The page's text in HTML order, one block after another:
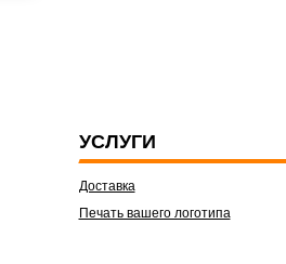
УСЛУГИ
Доставка
Печать вашего логотипа